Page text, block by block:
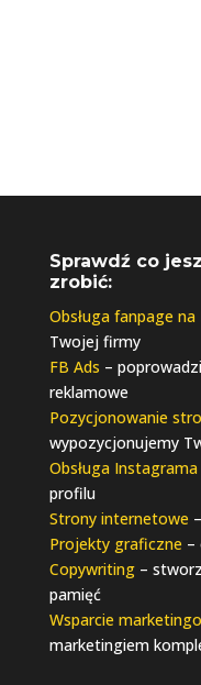
Sprawdź co
zrobić:
Obsługa fanpage na
Twojej firmy
FB Ads –
reklamowe
Pozycjonowanie
wypozycjonujemy
Obsługa Instagrama
profilu
Strony internetowe
Projekty graficzne –
Copywriting–
pamięć
Wsparcie
marketingiem